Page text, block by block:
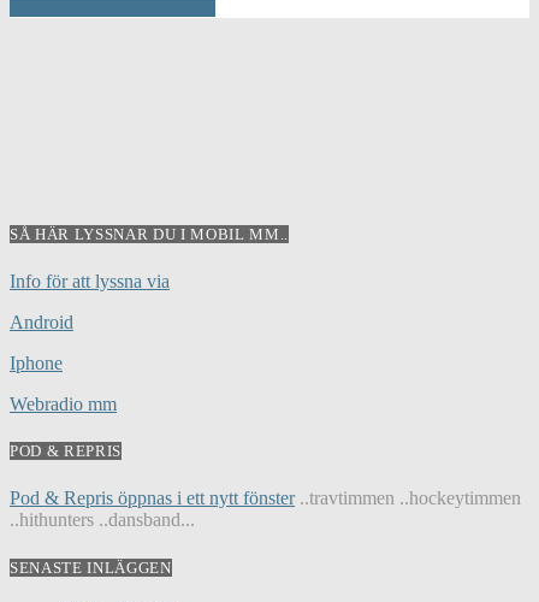
SÅ HÄR LYSSNAR DU I MOBIL MM..
Info för att lyssna via
Android
Iphone
Webradio mm
POD & REPRIS
Pod & Repris öppnas i ett nytt fönster..travtimmen ..hockeytimmen
..hithunters ..dansband...
SENASTE INLÄGGEN